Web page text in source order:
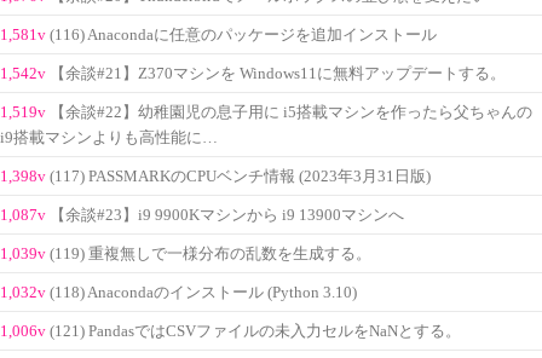
1,581v (116) Anacondaに任意のパッケージを追加インストール
1,542v 【余談#21】Z370マシンを Windows11に無料アップデートする。
1,519v
【余談#22】幼稚園児の息子用に i5搭載マシンを作ったら父ちゃんの
i9搭載マシンよりも高性能に…
1,398v (117) PASSMARKのCPUベンチ情報 (2023年3月31日版)
1,087v 【余談#23】i9 9900Kマシンから i9 13900マシンへ
1,039v (119) 重複無しで一様分布の乱数を生成する。
1,032v (118) Anacondaのインストール (Python 3.10)
1,006v (121) PandasではCSVファイルの未入力セルをNaNとする。